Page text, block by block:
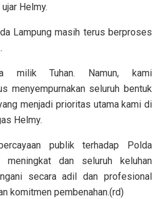
Helmy.
Lampung masih terus berproses
milik Tuhan. Namun, kami
menyempurnakan seluruh bentuk
menjadi prioritas utama kami di
Helmy.
publik terhadap Polda
meningkat dan seluruh keluhan
secara adil dan profesional
komitmen pembenahan.(rd)